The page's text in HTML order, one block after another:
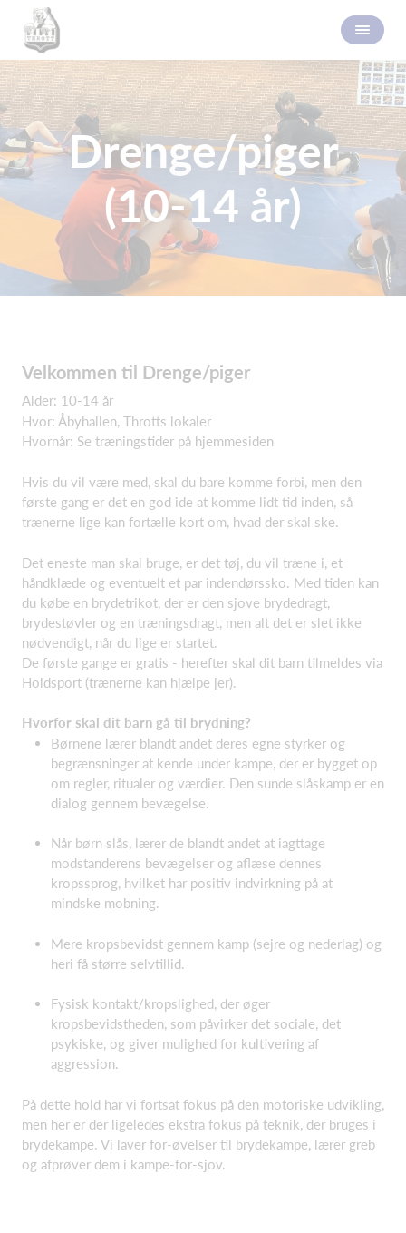
Drenge/piger
(10-14 år)
Velkommen til Drenge/piger
Alder: 10-14 år
Hvor: Åbyhallen, Throtts lokaler
Hvornår: Se træningstider på hjemmesiden
Hvis du vil være med, skal du bare komme forbi, men den
første gang er det en god ide at komme lidt tid inden, så
trænerne lige kan fortælle kort om, hvad der skal ske.
Det eneste man skal bruge, er det tøj, du vil træne i, et
håndklæde og eventuelt et par indendørssko. Med tiden kan
du købe en brydetrikot, der er den sjove brydedragt,
brydestøvler og en træningsdragt, men alt det er slet ikke
nødvendigt, når du lige er startet.
De første gange er gratis - herefter skal dit barn tilmeldes via
Holdsport (trænerne kan hjælpe jer).
Hvorfor skal dit barn gå til brydning?
Børnene lærer blandt andet deres egne styrker og
begrænsninger at kende under kampe, der er bygget op
om regler, ritualer og værdier. Den sunde slåskamp er en
dialog gennem bevægelse.
Når børn slås, lærer de blandt andet at iagttage
modstanderens bevægelser og aflæse dennes
kropssprog, hvilket har positiv indvirkning på at
mindske mobning.
Mere kropsbevidst gennem kamp (sejre og nederlag) og
heri få større selvtillid.
Fysisk kontakt/kropslighed, der øger
kropsbevidstheden, som påvirker det sociale, det
psykiske, og giver mulighed for kultivering af
aggression.
På dette hold har vi fortsat fokus på den motoriske udvikling,
men her er der ligeledes ekstra fokus på teknik, der bruges i
brydekampe. Vi laver for-øvelser til brydekampe, lærer greb
og afprøver dem i kampe-for-sjov.